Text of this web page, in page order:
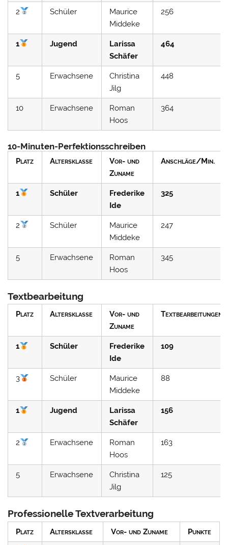
2 Schüler
Maurice
Middeke
256
1 Jugend
Larissa
Schäfer
464
5 Erwachsene
Christina
Jilg
448
10 Erwachsene
Roman
Hoos
364
10-Minuten-Perfektionsschreiben
Platz Altersklasse
Vor- und
Zuname
Anschläge/Min.
1 Schüler
Frederike
Ide
325
2 Schüler
Maurice
Middeke
247
5 Erwachsene
Roman
Hoos
345
Textbearbeitung
Platz Altersklasse
Vor- und
Zuname
Textbearbeitungen
1 Schüler
Frederike
Ide
109
3 Schüler
Maurice
Middeke
88
1 Jugend
Larissa
Schäfer
156
2 Erwachsene
Roman
Hoos
163
5 Erwachsene
Christina
Jilg
125
Professionelle Textverarbeitung
Platz Altersklasse Vor- und Zuname Punkte